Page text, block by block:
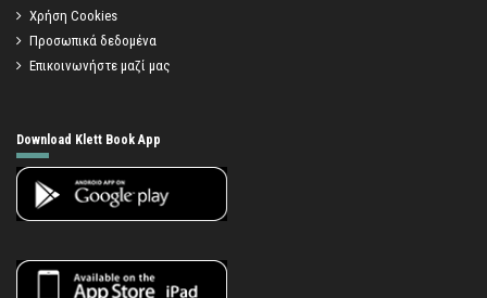
Χρήση Cookies
Προσωπικά δεδομένα
Επικοινωνήστε μαζί μας
Download Klett Book App